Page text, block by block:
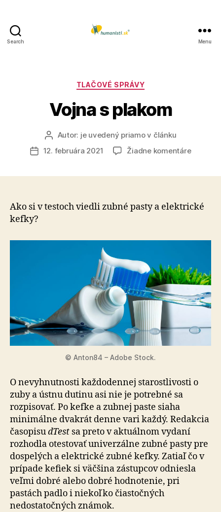
Search Menu
Kategórie
TLAČOVÉ SPRÁVY
Vojna s plakom
Autor
článku
Autor: je uvedený priamo v článku
Dátum
12. februára 2021 Žiadne komentárena
Ako si v testoch viedli zubné pasty a elektrické
kefky?
© Anton84 – Adobe Stock.
O nevyhnutnosti každodennej starostlivosti o
zuby a ústnu dutinu asi nie je potrebné sa
rozpisovať. Po kefke a zubnej paste siaha
minimálne dvakrát denne vari každý. Redakcia
časopisudTest sa preto v aktuálnom vydaní
rozhodla otestovať univerzálne zubné pasty pre
dospelých a elektrické zubné kefky. Zatiaľ čo v
prípade kefiek si väčšina zástupcov odniesla
veľmi dobré alebo dobré hodnotenie, pri
pastách padlo i niekoľko čiastočných
nedostatočných známok.